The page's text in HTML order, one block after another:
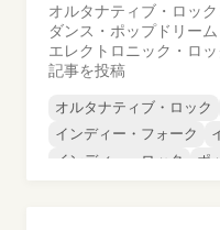
オルタナティブ・ロック
ダンス・ポップドリー
エレクトロニック・ロッ
記事を投稿
オルタナティブ・ロック
インディー・フォーク
インディー・ロック
ポ